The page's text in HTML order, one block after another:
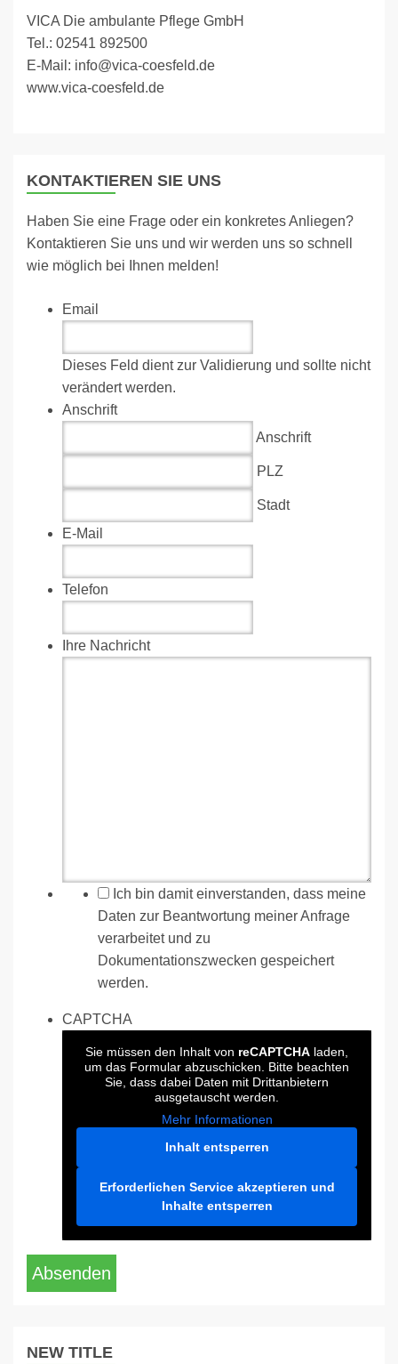
VICA Die ambulante Pflege GmbH
Tel.: 02541 892500
E-Mail: info@vica-coesfeld.de
www.vica-coesfeld.de
KONTAKTIEREN SIE UNS
Haben Sie eine Frage oder ein konkretes Anliegen?
Kontaktieren Sie uns und wir werden uns so schnell
wie möglich bei Ihnen melden!
Email
Dieses Feld dient zur Validierung und sollte nicht
verändert werden.
Anschrift
Anschrift
PLZ
Stadt
E-Mail
Telefon
Ihre Nachricht
Ich bin damit einverstanden, dass meine
Daten zur Beantwortung meiner Anfrage
verarbeitet und zu
Dokumentationszwecken gespeichert
werden.
CAPTCHA
Sie müssen den Inhalt von reCAPTCHA laden,
um das Formular abzuschicken. Bitte beachten
Sie, dass dabei Daten mit Drittanbietern
ausgetauscht werden.
Mehr Informationen
Inhalt entsperren
Erforderlichen Service akzeptieren und
Inhalte entsperren
Absenden
NEW TITLE